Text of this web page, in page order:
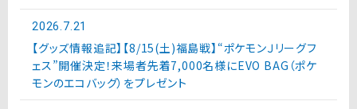
2026.7.21
【グッズ情報追記】【8/15(土)福島戦】“ポケモンＪリーグフ
ェス”開催決定！来場者先着7,000名様にEVO BAG（ポケ
モンのエコバッグ）をプレゼント